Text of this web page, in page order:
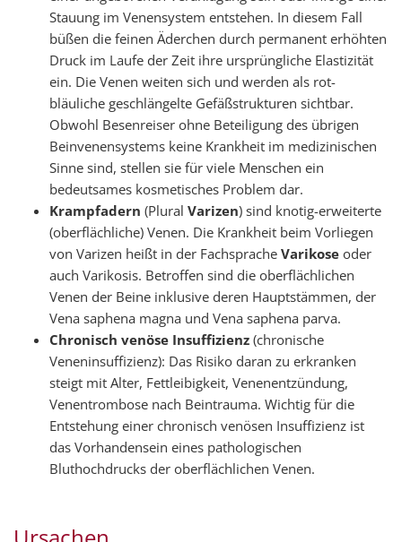
Stauung im Venensystem entstehen. In diesem Fall
büßen die feinen Äderchen durch permanent erhöhten
Druck im Laufe der Zeit ihre ursprüngliche Elastizität
ein. Die Venen weiten sich und werden als rot-
bläuliche geschlängelte Gefäßstrukturen sichtbar.
Obwohl Besenreiser ohne Beteiligung des übrigen
Beinvenensystems keine Krankheit im medizinischen
Sinne sind, stellen sie für viele Menschen ein
bedeutsames kosmetisches Problem dar.
Krampfadern (Plural Varizen) sind knotig-erweiterte
(oberflächliche) Venen. Die Krankheit beim Vorliegen
von Varizen heißt in der Fachsprache Varikose oder
auch Varikosis. Betroffen sind die oberflächlichen
Venen der Beine inklusive deren Hauptstämmen, der
Vena saphena magna und Vena saphena parva.
Chronisch venöse Insuffizienz (chronische
Veneninsuffizienz): Das Risiko daran zu erkranken
steigt mit Alter, Fettleibigkeit, Venenentzündung,
Venentrombose nach Beintrauma. Wichtig für die
Entstehung einer chronisch venösen Insuffizienz ist
das Vorhandensein eines pathologischen
Bluthochdrucks der oberflächlichen Venen.